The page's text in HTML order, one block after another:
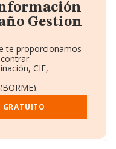
Gestion
te proporcionamos
CIF,
Empleados.